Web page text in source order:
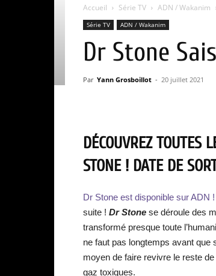
Accueil Série TV ADN / Wakanim
Série TV ADN / Wakanim
Dr Stone
Par Yann Grosboillot - 20 juillet 2021
DÉCOUVREZ TOUTES
STONE ! DATE DE
Dr Stone est disponible sur ADN !
suite ! Dr Stone se déroule des
transformé presque toute
ne faut pas longtemps avant que
moyen de faire revivre le reste
gaz toxiques.